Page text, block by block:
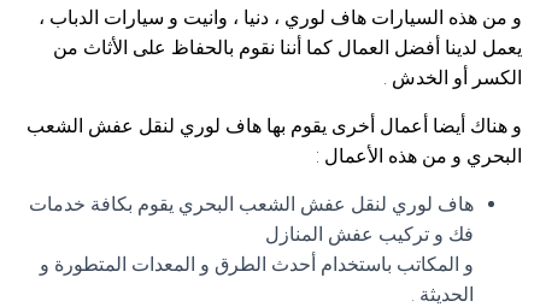
و من هذه السيارات هاف لوري ، دنيا ، وانيت و سيارات الدباب ،
يعمل لدينا أفضل العمال كما أننا نقوم بالحفاظ على الأثاث من
الكسر أو الخدش .
و هناك أيضا أعمال أخرى يقوم بها هاف لوري لنقل عفش الشعب
البحري و من هذه الأعمال :
هاف لوري لنقل عفش الشعب البحري يقوم بكافة خدمات
فك و تركيب عفش المنازل
و المكاتب باستخدام أحدث الطرق و المعدات المتطورة و
الحديثة .